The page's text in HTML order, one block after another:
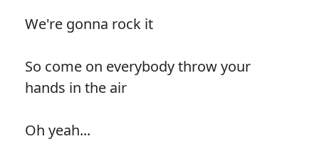
We're gonna rock it
So come on everybody throw your
hands in the air
Oh yeah...